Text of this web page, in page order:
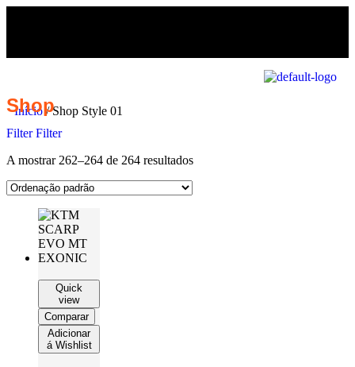
Shop
Início / Shop Style 01
Filter Filter
A mostrar 262–264 de 264 resultados
Quick
view
Comparar
Adicionar
á Wishlist